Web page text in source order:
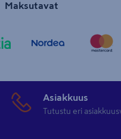
Maksutavat
Asiakkuus
Tutustu eri